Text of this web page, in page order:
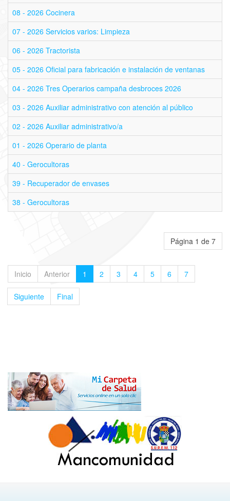
08 - 2026 Cocinera
07 - 2026 Servicios varios: Limpieza
06 - 2026 Tractorista
05 - 2026 Oficial para fabricación e instalación de ventanas
04 - 2026 Tres Operarios campaña desbroces 2026
03 - 2026 Auxiliar administrativo con atención al público
02 - 2026 Auxiliar administrativo/a
01 - 2026 Operario de planta
40 - Gerocultoras
39 - Recuperador de envases
38 - Gerocultoras
Página 1 de 7
Inicio Anterior 1 2 3 4 5 6 7
Siguiente Final